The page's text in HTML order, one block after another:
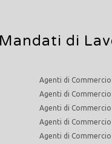
di
Agenti di
Agenti di
Agenti di
Agenti di
Agenti di